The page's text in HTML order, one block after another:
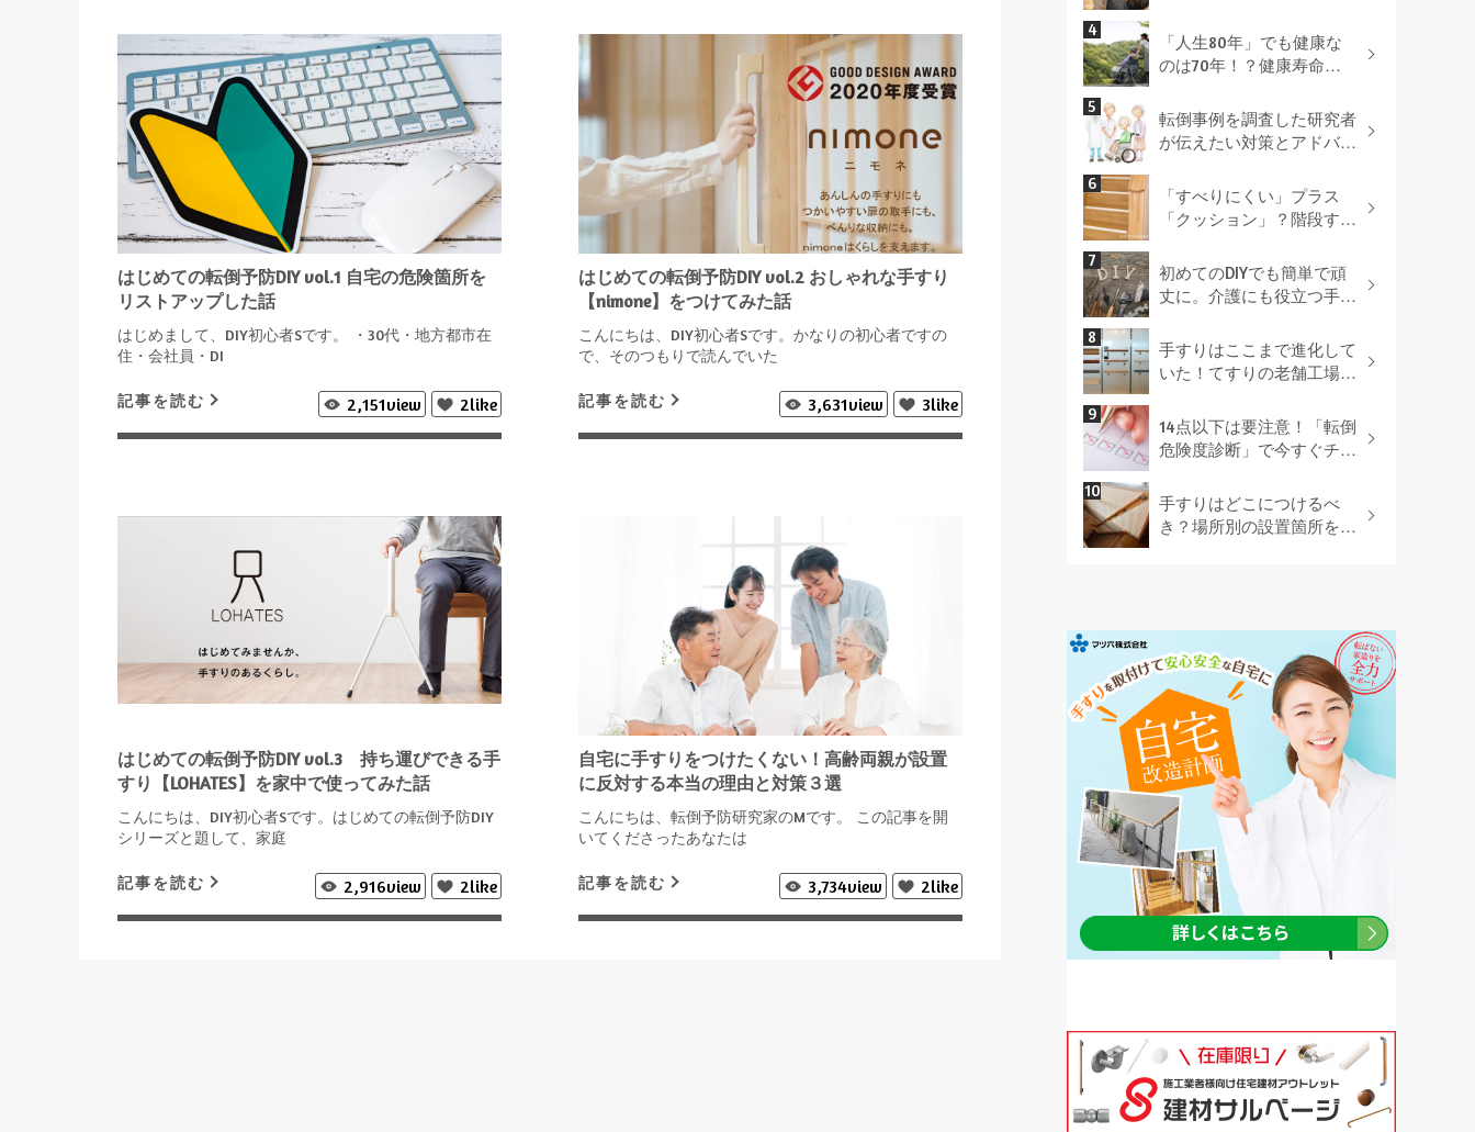
はじめての転倒予防DIY vol.1 自宅の危険箇所を
リストアップした話
はじめまして、DIY初心者Sです。 ・30代・地方都市在
住・会社員・DI
記事を読む 2,151view 2like
はじめての転倒予防DIY vol.2 おしゃれな手すり
【nimone】をつけてみた話
こんにちは、DIY初心者Sです。かなりの初心者ですの
で、そのつもりで読んでいた
記事を読む 3,631view 3like
はじめての転倒予防DIY vol.3 持ち運びできる手
すり【LOHATES】を家中で使ってみた話
こんにちは、DIY初心者Sです。はじめての転倒予防DIY
シリーズと題して、家庭
記事を読む 2,916view 2like
自宅に手すりをつけたくない！高齢両親が設置
に反対する本当の理由と対策３選
こんにちは、転倒予防研究家のMです。 この記事を開
いてくださったあなたは
記事を読む 3,734view 2like
る最適な方法とは！
「人生80年」でも健康な
のは70年！？健康寿命を
転倒事例を調査した研究者
が伝えたい対策とアドバイ
「すべりにくい」プラス
「クッション」？階段すべ
（ＰＲ）
初めてのDIYでも簡単で頑
丈に。介護にも役立つ手す
手すりはここまで進化して
いた！てすりの老舗工場を
14点以下は要注意！「転倒
危険度診断」で今すぐチェ
手すりはどこにつけるべ
き？場所別の設置箇所を網